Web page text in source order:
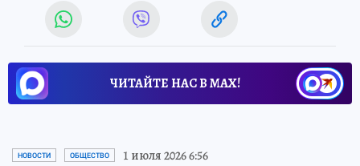
ЧИТАЙТЕ НАС В МАХ!
НОВОСТИ ОБЩЕСТВО 1 июля 2026 6:56